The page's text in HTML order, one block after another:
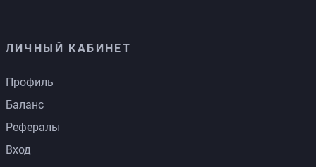
ЛИЧНЫЙ КАБИНЕТ
Профиль
Баланс
Рефералы
Вход